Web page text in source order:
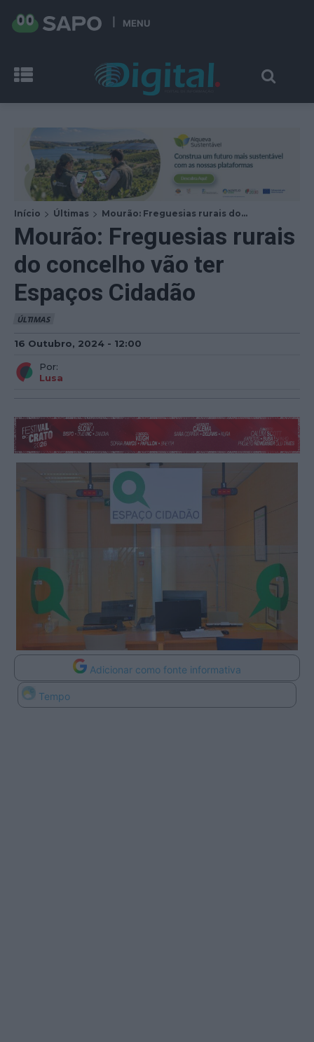
MENU
Início Últimas Mourão: Freguesias rurais do...
Mourão: Freguesias rurais
do concelho vão ter
Espaços Cidadão
ÚLTIMAS
16 Outubro, 2024 - 12:00
Por:
Lusa
Adicionar como fonte informativa
Tempo